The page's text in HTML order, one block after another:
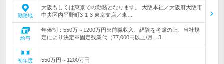
勤務地
大阪もしくは東京での勤務となります。 大阪本社／大阪府大阪市
中央区内平野町3-1-3 東京支店／東…
給与
年俸制：550万～1200万円※前職収入、経験を考慮の上、当社規
定により決定※固定残業代（77,000円以上/月、3…
初年度
550万円～1200万円